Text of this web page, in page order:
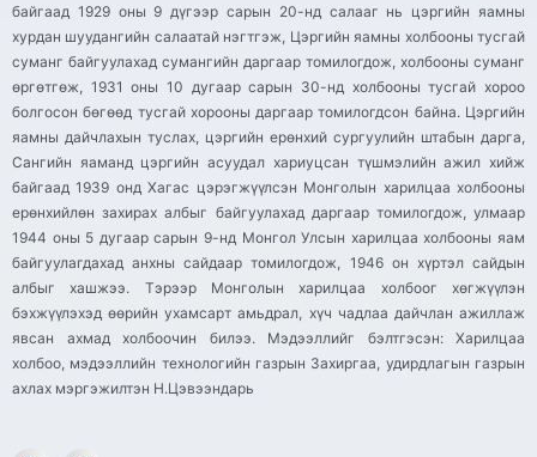
байгаад 1929 оны 9 дүгээр сарын 20-нд салааг нь цэргийн яамны
хурдан шуудангийн салаатай нэгтгэж, Цэргийн яамны холбооны тусгай
суманг байгуулахад сумангийн даргаар томилогдож, холбооны суманг
өргөтгөж, 1931 оны 10 дугаар сарын 30-нд холбооны тусгай хороо
болгосон бөгөөд тусгай хорооны даргаар томилогдсон байна. Цэргийн
яамны дайчлахын туслах, цэргийн ерөнхий сургуулийн штабын дарга,
Сангийн яаманд цэргийн асуудал хариуцсан түшмэлийн ажил хийж
байгаад 1939 онд Хагас цэрэгжүүлсэн Монголын харилцаа холбооны
ерөнхийлөн захирах албыг байгуулахад даргаар томилогдож, улмаар
1944 оны 5 дугаар сарын 9-нд Монгол Улсын харилцаа холбооны яам
байгуулагдахад анхны сайдаар томилогдож, 1946 он хүртэл сайдын
албыг хашжээ. Тэрээр Монголын харилцаа холбоог хөгжүүлэн
бэхжүүлэхэд өөрийн ухамсарт амьдрал, хүч чадлаа дайчлан ажиллаж
явсан ахмад холбоочин билээ. Мэдээллийг бэлтгэсэн: Харилцаа
холбоо, мэдээллийн технологийн газрын Захиргаа, удирдлагын газрын
ахлах мэргэжилтэн Н.Цэвээндарь